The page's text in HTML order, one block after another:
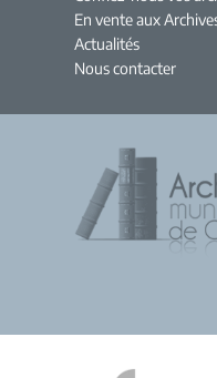
En vente aux
Actualités
Nous contacter